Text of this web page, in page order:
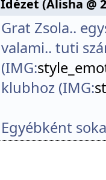
Idézet (Alisha @
Grat Zsola..
valami.. tuti
(IMG:
klubhoz (IMG:
Egyébként